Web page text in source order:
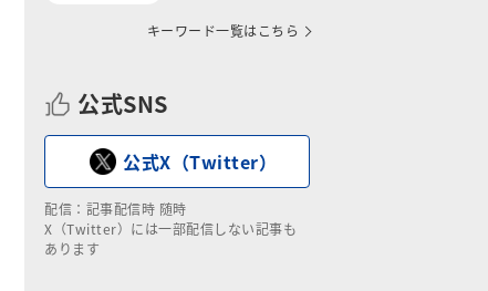
キーワード一覧はこちら
公式SNS
公式X（Twitter）
配信：記事配信時 随時
X（Twitter）には一部配信しない記事も
あります